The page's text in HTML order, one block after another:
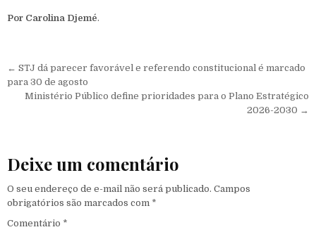
Por Carolina Djemé.
Navegação de Post
← STJ dá parecer favorável e referendo constitucional é marcado
para 30 de agosto
Ministério Público define prioridades para o Plano Estratégico
2026-2030 →
Deixe um comentário
O seu endereço de e-mail não será publicado. Campos
obrigatórios são marcados com *
Comentário *